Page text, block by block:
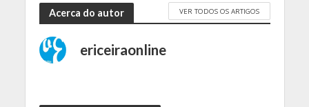
Acerca do autor VER TODOS OS ARTIGOS
ericeiraonline